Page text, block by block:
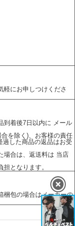
軽にお申しつけくださ
着後7日以内に メール
を除く)、お客様の責任
した商品の返品はお受
場合は、返送料は 当店
となります。
梱包の場合はメーカーの